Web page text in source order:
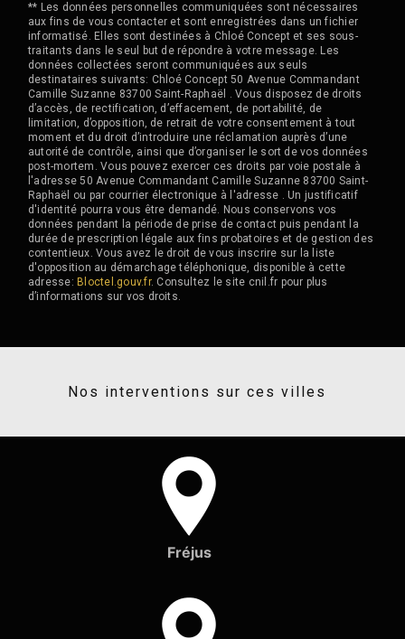
** Les données personnelles communiquées sont nécessaires
aux fins de vous contacter et sont enregistrées dans un fichier
informatisé. Elles sont destinées à Chloé Concept et ses sous-
traitants dans le seul but de répondre à votre message. Les
données collectées seront communiquées aux seuls
destinataires suivants: Chloé Concept 50 Avenue Commandant
Camille Suzanne 83700 Saint-Raphaël . Vous disposez de droits
d’accès, de rectification, d’effacement, de portabilité, de
limitation, d’opposition, de retrait de votre consentement à tout
moment et du droit d’introduire une réclamation auprès d’une
autorité de contrôle, ainsi que d’organiser le sort de vos données
post-mortem. Vous pouvez exercer ces droits par voie postale à
l'adresse 50 Avenue Commandant Camille Suzanne 83700 Saint-
Raphaël ou par courrier électronique à l'adresse . Un justificatif
d'identité pourra vous être demandé. Nous conservons vos
données pendant la période de prise de contact puis pendant la
durée de prescription légale aux fins probatoires et de gestion des
contentieux. Vous avez le droit de vous inscrire sur la liste
d'opposition au démarchage téléphonique, disponible à cette
adresse: Bloctel.gouv.fr. Consultez le site cnil.fr pour plus
d’informations sur vos droits.
Nos interventions sur ces villes
Fréjus